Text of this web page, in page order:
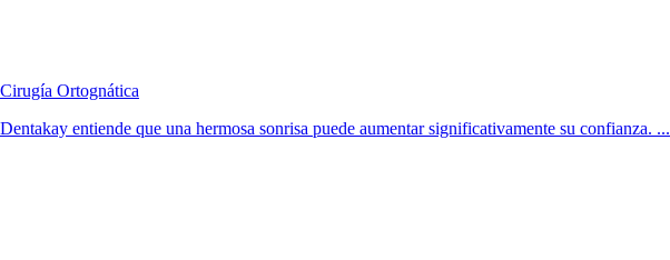
Cirugía Ortognática
Dentakay entiende que una hermosa sonrisa puede aumentar significativamente su confianza. ...